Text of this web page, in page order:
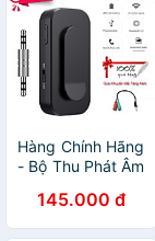
Hàng Chính Hãng
- Bộ Thu Phát Âm
BT-03-JA
Bluetooth 5.1 Pin
145.000 đ